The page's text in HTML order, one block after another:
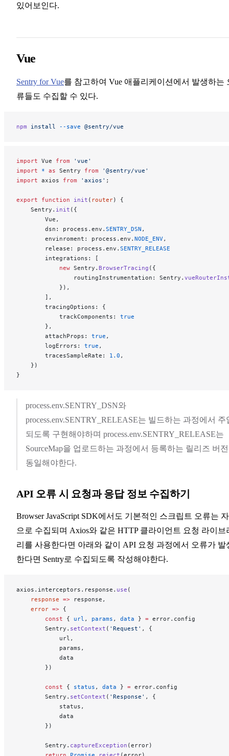
있어보인다.
Vue
Sentry for Vue를 참고하여 Vue 애플리케이션에서 발생하는
류들도 수집할 수 있다.
npm install --save @sentry/vue
import Vue from 'vue'
import * as Sentry from '@sentry/vue'
import axios from 'axios' ;
export function init ( router) {
    Sentry.
init ({
        Vue,
        dsn: process.env.
SENTRY_DSN ,
        envinroment: process.env.
NODE_ENV,
        release: process.env.
SENTRY_RELEASE
        integrations: [
            new
Sentry. BrowserTracing ({
                routingInstrumentation: Sentry.
            }),
        ],
        tracingOptions: {
            trackComponents:
true
        },
        attachProps:
true ,
        logErrors:
true ,
        tracesSampleRate:
1.0 ,
    })
}
process.env.SENTRY_DSN와
process.env.SENTRY_RELEASE는 빌드하는 과정에서 주
되도록 구현해야하며 process.env.SENTRY_RELEASE는
SourceMap을 업로드하는 과정에서 등록하는 릴리즈 버
동일해야한다.
API 오류 시 요청과 응답 정보 수집하기
Browser JavaScript SDK에서도 기본적인 스크립트 오류는
으로 수집되며 Axios와 같은 HTTP 클라이언트 요청 라이브
리를 사용한다면 아래와 같이 API 요청 과정에서 오류가 발
한다면 Sentry로 수집되도록 작성해야한다.
axios.interceptors.response. use (
    response
=> response,
    error
=> {
        const
{ url , params , data } = error.config
        Sentry.
setContext ( 'Request' , {
            url,
            params,
            data
        })
        const
{ status , data } = error.config
        Sentry.
setContext ( 'Response' , {
            status,
            data
        })
        Sentry.
captureException (error)